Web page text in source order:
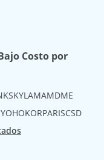
Costo por
KSKYLAMAMDME
OHOKORPARISCSD